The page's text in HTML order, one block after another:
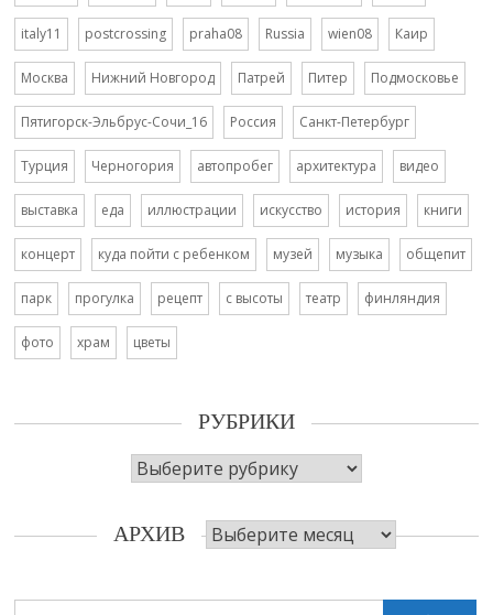
italy11 postcrossing praha08 Russia wien08 Каир
Москва Нижний Новгород Патрей Питер Подмосковье
Пятигорск-Эльбрус-Сочи_16 Россия Санкт-Петербург
Турция Черногория автопробег архитектура видео
выставка еда иллюстрации искусство история книги
концерт куда пойти с ребенком музей музыка общепит
парк прогулка рецепт с высоты театр финляндия
фото храм цветы
РУБРИКИ
Рубрики
АРХИВ Архив